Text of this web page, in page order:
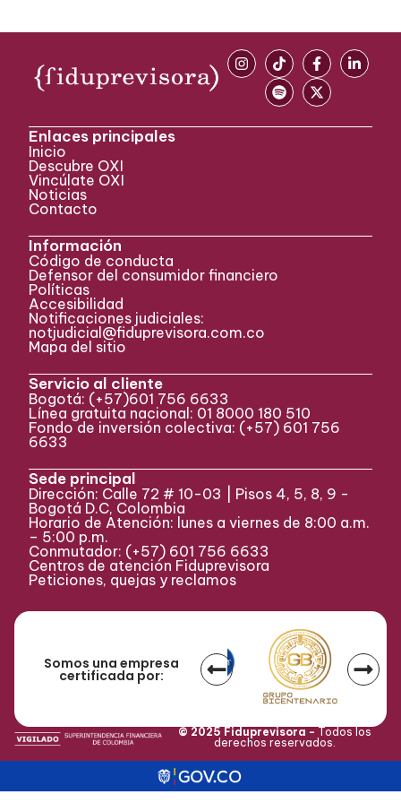
Enlaces principales
Inicio
Descubre OXI
Vincúlate OXI
Noticias
Contacto
Información
Código de conducta
Defensor del consumidor financiero
Políticas
Accesibilidad
Notificaciones judiciales:
notjudicial@fiduprevisora.com.co
Mapa del sitio
Servicio al cliente
Bogotá: (+57)601 756 6633
Línea gratuita nacional: 01 8000 180 510
Fondo de inversión colectiva: (+57) 601 756
6633
Sede principal
Dirección: Calle 72 # 10-03 | Pisos 4, 5, 8, 9 -
Bogotá D.C, Colombia
Horario de Atención: lunes a viernes de 8:00 a.m.
– 5:00 p.m.
Conmutador: (+57) 601 756 6633
Centros de atención Fiduprevisora
Peticiones, quejas y reclamos
Somos una empresa
certificada por:
© 2025 Fiduprevisora - Todos los
derechos reservados.